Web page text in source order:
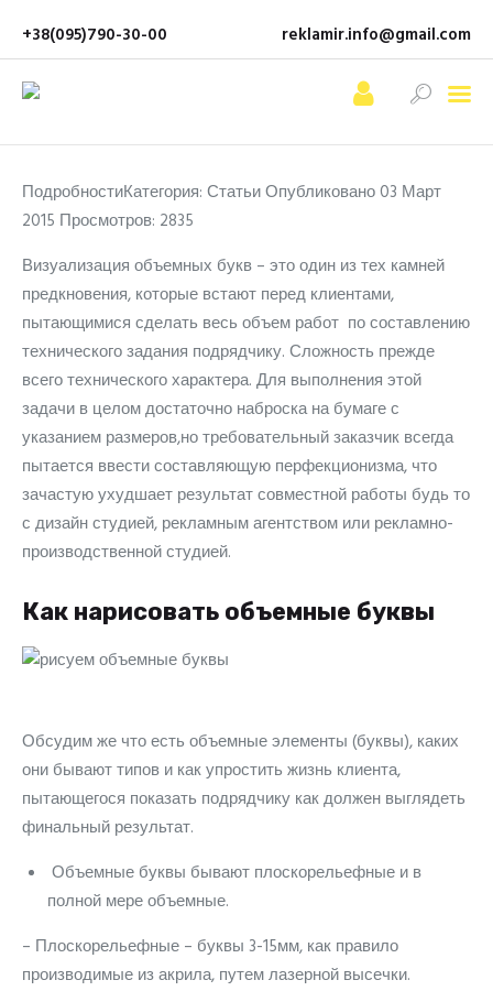
+38(095)790-30-00 reklamir.info@gmail.com
Послуги
Ціни
Контакти
ПодробностиКатегория: Статьи Опубликовано 03 Март
2015 Просмотров: 2835
Визуализация объемных букв – это один из тех камней
предкновения, которые встают перед клиентами,
пытающимися сделать весь объем работ по составлению
технического задания подрядчику. Сложность прежде
всего технического характера. Для выполнения этой
задачи в целом достаточно наброска на бумаге с
указанием размеров,но требовательный заказчик всегда
пытается ввести составляющую перфекционизма, что
зачастую ухудшает результат совместной работы будь то
с дизайн студией, рекламным агентством или рекламно-
производственной студией.
Как нарисовать объемные буквы
Обсудим же что есть объемные элементы (буквы), каких
они бывают типов и как упростить жизнь клиента,
пытающегося показать подрядчику как должен выглядеть
финальный результат.
Объемные буквы бывают плоскорельефные и в
полной мере объемные.
– Плоскорельефные – буквы 3-15мм, как правило
производимые из акрила, путем лазерной высечки.